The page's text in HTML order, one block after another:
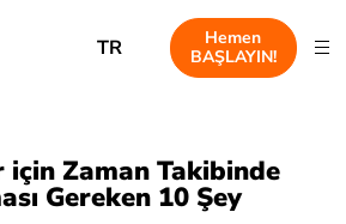
TR
Hemen
BAŞLAYIN!
Zaman Takibinde
Gereken 10 Şey